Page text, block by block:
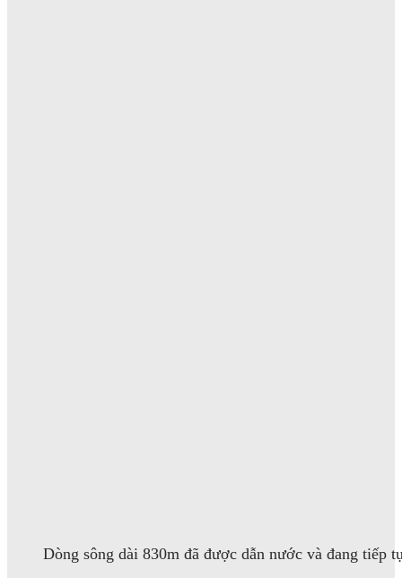
Dòng sông dài 830m đã được dẫn nước và đang tiếp